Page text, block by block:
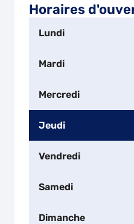
Horaires
Lundi
Mardi
Mercredi
Jeudi
Vendredi
Samedi
Dimanche